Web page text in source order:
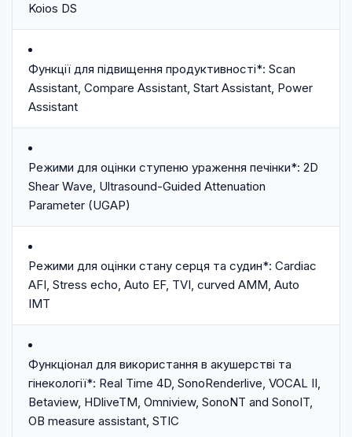
Koios DS
Функції для підвищення продуктивності*: Scan
Assistant, Compare Assistant, Start Assistant, Power
Assistant
Режими для оцінки ступеню ураження печінки*: 2D
Shear Wave, Ultrasound-Guided Attenuation
Parameter (UGAP)
Режими для оцінки стану серця та судин*: Cardiac
AFI, Stress echo, Auto EF, TVI, curved AMM, Auto
IMT
Функціонал для використання в акушерстві та
гінекології*: Real Time 4D, SonoRenderlive, VOCAL II,
Betaview, HDliveTM, Omniview, SonoNT and SonoIT,
OB measure assistant, STIC